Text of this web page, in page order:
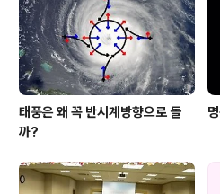
태풍은 왜 꼭 반시계방향으로 돌
까?